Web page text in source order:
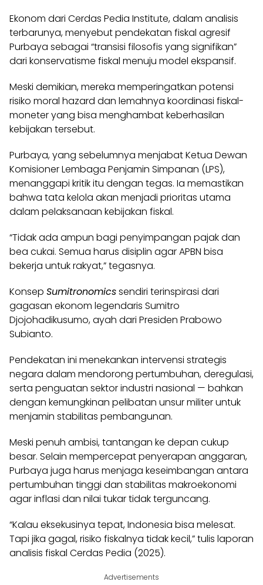
Ekonom dari Cerdas Pedia Institute, dalam analisis
terbarunya, menyebut pendekatan fiskal agresif
Purbaya sebagai “transisi filosofis yang signifikan”
dari konservatisme fiskal menuju model ekspansif.
Meski demikian, mereka memperingatkan potensi
risiko moral hazard dan lemahnya koordinasi fiskal-
moneter yang bisa menghambat keberhasilan
kebijakan tersebut.
Purbaya, yang sebelumnya menjabat Ketua Dewan
Komisioner Lembaga Penjamin Simpanan (LPS),
menanggapi kritik itu dengan tegas. Ia memastikan
bahwa tata kelola akan menjadi prioritas utama
dalam pelaksanaan kebijakan fiskal.
“Tidak ada ampun bagi penyimpangan pajak dan
bea cukai. Semua harus disiplin agar APBN bisa
bekerja untuk rakyat,” tegasnya.
Konsep Sumitronomicssendiri terinspirasi dari
gagasan ekonom legendaris Sumitro
Djojohadikusumo, ayah dari Presiden Prabowo
Subianto.
Pendekatan ini menekankan intervensi strategis
negara dalam mendorong pertumbuhan, deregulasi,
serta penguatan sektor industri nasional — bahkan
dengan kemungkinan pelibatan unsur militer untuk
menjamin stabilitas pembangunan.
Meski penuh ambisi, tantangan ke depan cukup
besar. Selain mempercepat penyerapan anggaran,
Purbaya juga harus menjaga keseimbangan antara
pertumbuhan tinggi dan stabilitas makroekonomi
agar inflasi dan nilai tukar tidak terguncang.
“Kalau eksekusinya tepat, Indonesia bisa melesat.
Tapi jika gagal, risiko fiskalnya tidak kecil,” tulis laporan
analisis fiskal Cerdas Pedia (2025).
Advertisements